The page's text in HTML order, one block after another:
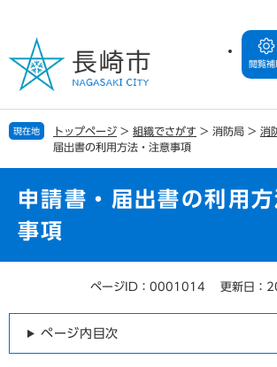
の
で
す
ー
ば
し
閲覧補
現在地 トップページ > 組織でさがす > 消防局 > 消
届出書の利用方法・注意事項
申請書・届出書の利用
事項
ページID：0001014 更新日：
ページ内目次